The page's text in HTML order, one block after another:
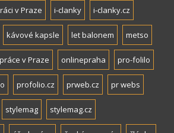
v Praze i-clanky i-clanky.cz
kávové kapsle let balonem metso
v Praze onlinepraha pro-folilo
profolio.cz prweb.cz pr webs
stylemag stylemag.cz